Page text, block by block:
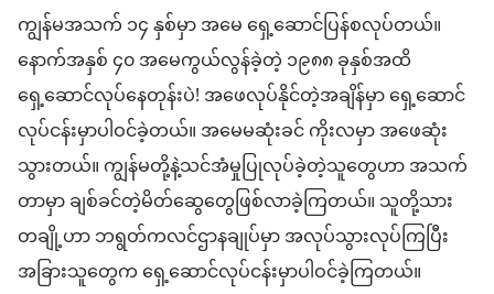
ကျွန်မ​အသက် ၁၄ နှစ်မှာ အမေ ရှေ့ဆောင်​ပြန်​စ​လုပ်တယ်။
နောက်​အနှစ် ၄၀ အမေ​ကွယ်လွန်​ခဲ့​တဲ့ ၁၉၈၈ ခုနှစ်​အထိ
ရှေ့ဆောင်​လုပ်​နေတုန်းပဲ! အဖေ​လုပ်နိုင်တဲ့​အချိန်​မှာ ရှေ့ဆောင်​
လုပ်ငန်းမှာပါ​ဝင်ခဲ့တယ်။ အမေ​မဆုံး​ခင် ကိုး​လမှာ အဖေ​ဆုံး​
သွားတယ်။ ကျွန်မ​တို့​နဲ့​သင်အံမှု​ပြုလုပ်​ခဲ့​တဲ့​သူတွေဟာ အသက်
တာမှာ ချစ်ခင်​တဲ့​မိတ်ဆွေ​တွေ​ဖြစ်လာ​ခဲ့​ကြတယ်။ သူတို့​သား​
တချို့ဟာ ဘ​ရွတ်​က​လင်​ဌာနချုပ်​မှာ အလုပ်သွား​လုပ်ကြ​ပြီး
အခြားသူ​တွေ​က ရှေ့ဆောင်​လုပ်ငန်းမှာပါ​ဝင်​ခဲ့​ကြတယ်။